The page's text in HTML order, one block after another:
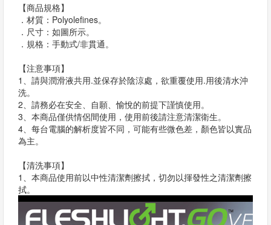
【商品規格】
．材質：Polyolefines。
．尺寸： 如圖所示。
．規格：手動式/非貫通。
【注意事項】
1、請與潤滑液共用.並保存於陰涼處，欲重覆使用.用後清水沖
洗。
2、請務必在安全、自願、愉悅的前提下謹慎使用。
3、本商品僅供情侶間使用，使用前後請注意清潔衛生。
4、每台電腦的解析度皆不同，可能有些微色差，顏色皆以實品
為主。
【清洗事項】
1、本商品使用前以中性清潔劑擦拭，切勿以揮發性之清潔劑擦
拭。